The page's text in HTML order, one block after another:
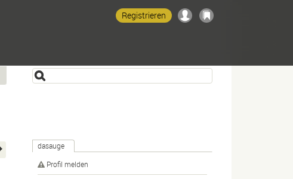
Registrieren
dasauge
Profil melden